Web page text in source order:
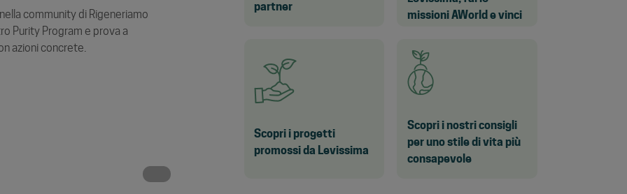
community di Rigeneriamo
Purity Program e prova a
azioni concrete.
partner
missioni AWorld e vinci
Scopri i progetti
promossi da Levissima
Scopri i nostri consigli
per uno stile di vita più
consapevole